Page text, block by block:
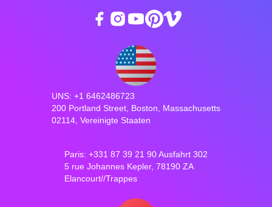
UNS: +1 6462486723
200 Portland Street, Boston, Massachusetts
02114, Vereinigte Staaten
Paris: +331 87 39 21 90 Ausfahrt 302
5 rue Johannes Kepler, 78190 ZA
Elancourt//Trappes